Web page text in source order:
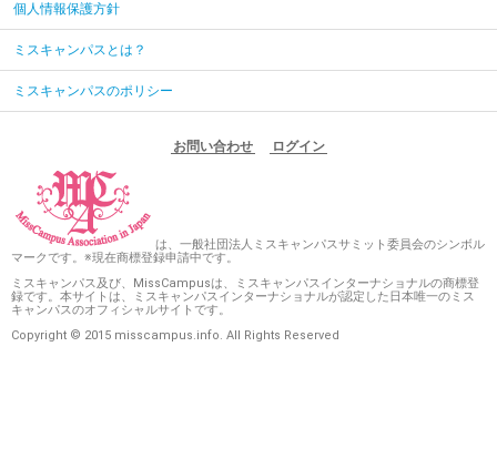
個人情報保護方針
ミスキャンパスとは？
ミスキャンパスのポリシー
お問い合わせ ログイン
は、一般社団法人ミスキャンパスサミット委員会のシンボル
マークです。※現在商標登録申請中です。
ミスキャンパス及び、MissCampusは、ミスキャンパスインターナショナルの商標登
録です。本サイトは、ミスキャンパスインターナショナルが認定した日本唯一のミス
キャンパスのオフィシャルサイトです。
Copyright © 2015 misscampus.info. All Rights Reserved